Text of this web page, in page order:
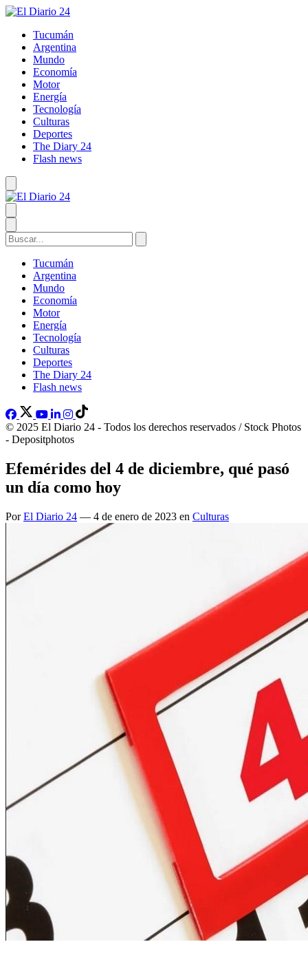
Tucumán
Argentina
Mundo
Economía
Motor
Energía
Tecnología
Culturas
Deportes
The Diary 24
Flash news
Tucumán
Argentina
Mundo
Economía
Motor
Energía
Tecnología
Culturas
Deportes
The Diary 24
Flash news
© 2025 El Diario 24 - Todos los derechos reservados / Stock Photos
- Depositphotos
Efemérides del 4 de diciembre, qué pasó
un día como hoy
PorEl Diario 24 — 4 de enero de 2023 en Culturas